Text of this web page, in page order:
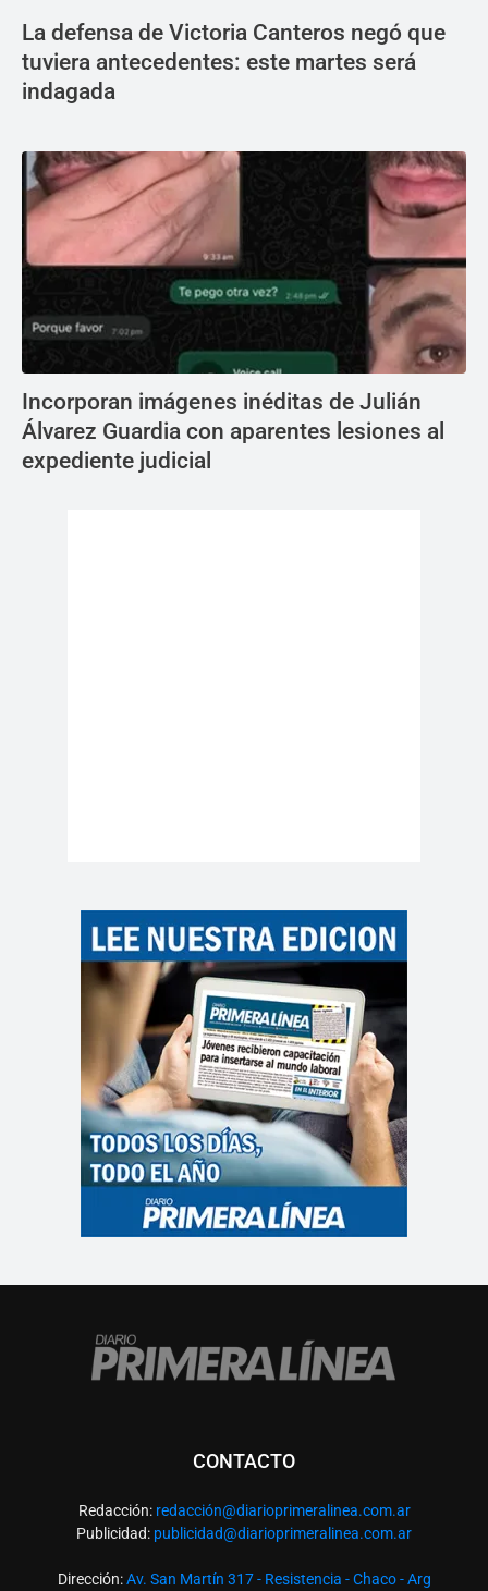
La defensa de Victoria Canteros negó que
tuviera antecedentes: este martes será
indagada
Incorporan imágenes inéditas de Julián
Álvarez Guardia con aparentes lesiones al
expediente judicial
CONTACTO
Redacción: redacción@diarioprimeralinea.com.ar
Publicidad: publicidad@diarioprimeralinea.com.ar
Dirección:Av. San Martín 317 - Resistencia - Chaco - Arg